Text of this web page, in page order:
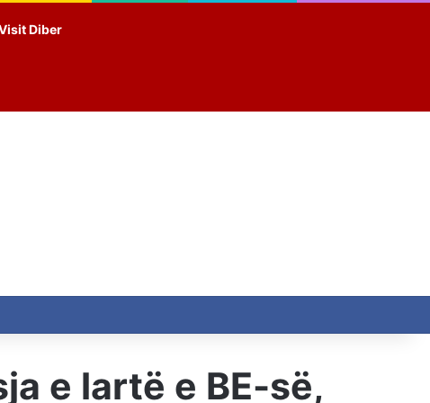
Diber
e lartë e BE-së,